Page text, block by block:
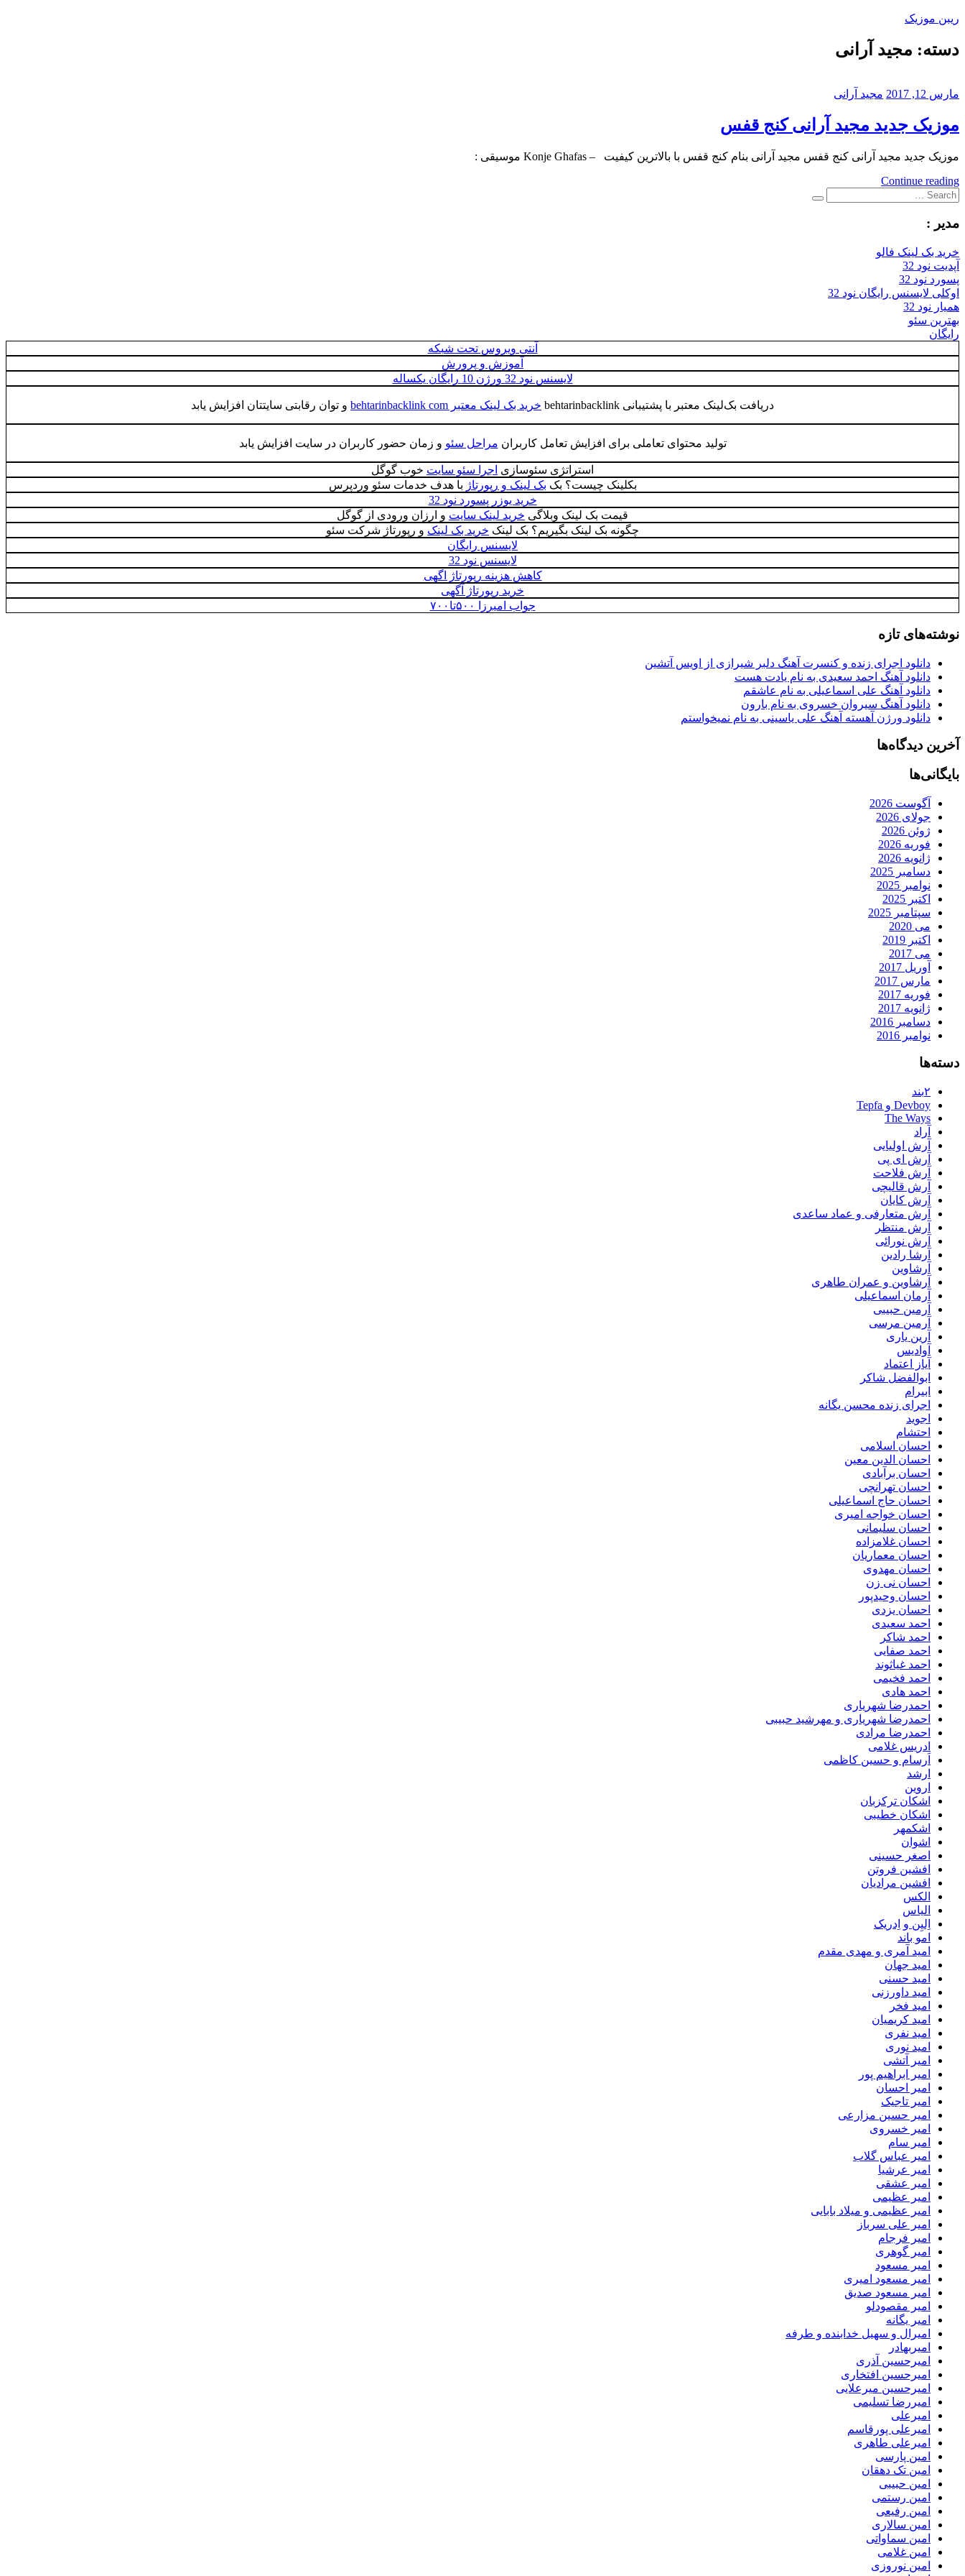
Skip
ریبن موزیک
دانلود
دسته: مجید آرانی
مارس 12, 2017 مجید آرانی
موزیک جدید مجید آرانی کنج قفس
موزیک جدید مجید آرانی کنج قفس مجید آرانی بنام کنج قفس با بالاترین کیفیت – Konje Ghafas موسیقی :
Continue reading
Search
for:
Search
مدیر :
خرید بک لینک فالو
آپدیت نود 32
پسورد نود 32
اوکلی لایسنس رایگان نود 32
همیار نود 32
بهترین سئو
رایگان
آنتی ویروس تحت شبکه
آموزش و پرورش
لایسنس نود 32 ورژن 10 رایگان یکساله
دریافت بک‌لینک معتبر با پشتیبانی behtarinbacklink خرید بک لینک معتبر behtarinbacklink com و توان رقابتی سایتتان افزایش یابد
تولید محتوای تعاملی برای افزایش تعامل کاربران مراحل سئو و زمان حضور کاربران در سایت افزایش یابد
استراتژی سئوسازی اجرا سئو سایت خوب گوگل
بکلینک چیست؟ بک بک لینک و رپورتاژ با هدف خدمات سئو وردپرس
خرید یوزر پسورد نود 32
قیمت بک لینک وبلاگی خرید لینک سایت و ارزان ورودی از گوگل
چگونه بک لینک بگیریم؟ بک لینک خرید بک لینک و رپورتاژ شرکت سئو
لایسنس رایگان
لایسنس نود 32
کاهش هزینه رپورتاژ اگهی
خرید رپورتاژ آگهی
جواب امیرزا ۵۰۰تا۷۰۰
نوشته‌های تازه
دانلود اجرای زنده و کنسرت آهنگ دلبر شیرازی از اویس آتشین
دانلود آهنگ احمد سعیدی به نام یادت هست
دانلود آهنگ علی اسماعیلی به نام عاشقم
دانلود آهنگ سیروان خسروی به نام بارون
دانلود ورژن آهسته آهنگ علی یاسینی به نام نمیخواستم
آخرین دیدگاه‌ها
بایگانی‌ها
آگوست 2026
جولای 2026
ژوئن 2026
فوریه 2026
ژانویه 2026
دسامبر 2025
نوامبر 2025
اکتبر 2025
سپتامبر 2025
می 2020
اکتبر 2019
می 2017
آوریل 2017
مارس 2017
فوریه 2017
ژانویه 2017
دسامبر 2016
نوامبر 2016
دسته‌ها
۲بند
Devboy و Tepfa
The Ways
آراد
آرش اولیایی
آرش ای پی
آرش فلاحت
آرش قالیچی
آرش کایان
آرش متعارفی و عماد ساعدی
آرش منتظر
آرش نورائی
آرشا رادین
آرشاوین
آرشاوین و عمران طاهری
آرمان اسماعیلی
آرمین حبیبی
آرمین مرسی
آرین یاری
آوادیس
آیاز اعتماد
ابوالفضل شاکر
ابیرام
اجرای زنده محسن یگانه
اجوید
احتشام
احسان اسلامی
احسان الدین معین
احسان برآبادی
احسان تهرانچی
احسان حاج اسماعیلی
احسان خواجه امیری
احسان سلیمانی
احسان غلامزاده
احسان معماریان
احسان مهدوی
احسان نی زن
احسان وحیدپور
احسان یزدی
احمد سعیدی
احمد شاکر
احمد صفایی
احمد غیاثوند
احمد فخیمی
احمد هادی
احمدرضا شهریاری
احمدرضا شهریاری و مهرشید حبیبی
احمدرضا مرادی
ادریس غلامی
اَرسام و حسین کاظمی
ارشد
اروین
اشکان ترکزبان
اشکان خطیبی
اشکمهر
اشوان
اصغر حسینی
افشین فروتن
افشین مرادیان
الکس
الیاس
اِلیِن و اِدریک
امو باند
امید آمری و مهدی مقدم
امید جهان
امید حسنی
امید داورزنی
امید فخر
امید کریمیان
امید نفری
امید نوری
امیر آتشی
امیر ابراهیم پور
امیر احسان
امیر تاجیک
امیر حسین مزارعی
امیر خسروی
امیر سام
امیر عباس گلاب
امیر عرشیا
امیر عشقی
امیر عظیمی
امیر عظیمی و میلاد بابایی
امیر علی سرباز
امیر فرجام
امیر گوهری
امیر مسعود
امیر مسعود امیری
امیر مسعود صدیق
امیر مقصودلو
امیر یگانه
امیرال و سهیل خدابنده و طرفه
امیربهادر
امیرحسین آذری
امیرحسین افتخاری
امیرحسین میرعلایی
امیررضا تسلیمی
امیرعلی
امیرعلی پورقاسم
امیرعلی طاهری
امین پارسی
امین تک دهقان
امین حبیبی
امین رستمی
امین رفیعی
امین سالاری
امین سماواتی
امین غلامی
امین نوروزی